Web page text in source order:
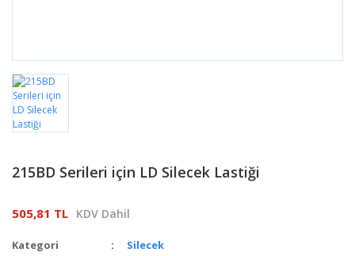
215BD Serileri için LD Silecek Lastiği
505,81 TL KDV Dahil
Kategori
Silecek